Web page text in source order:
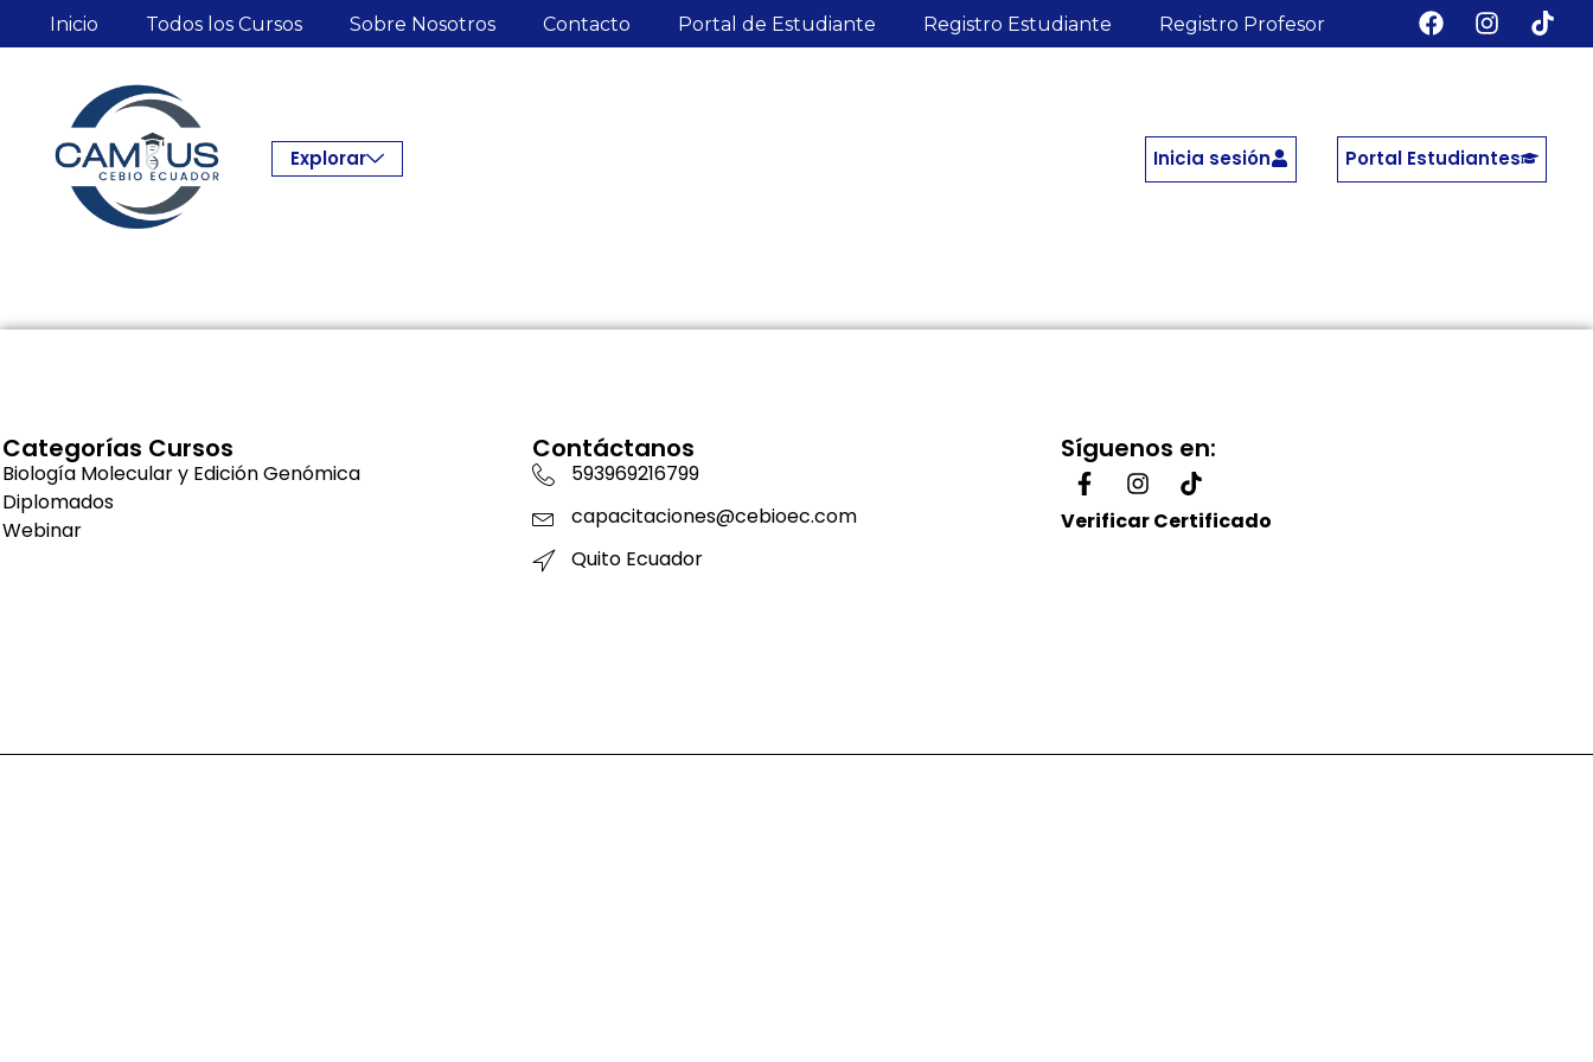
Inicio Todos los Cursos Sobre Nosotros Contacto Portal de Estudiante Registro Estudiante Registro Profesor
Explorar Inicia sesión Portal Estudiantes
Categorías Cursos
Biología Molecular y Edición Genómica
Diplomados
Webinar
Contáctanos
593969216799
capacitaciones@cebioec.com
Quito Ecuador
Síguenos en:
Verificar Certificado